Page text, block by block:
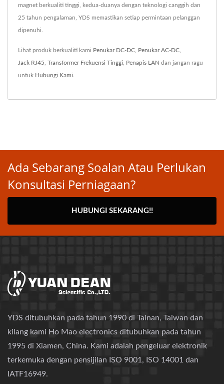
magnet berkualiti tinggi, kedua-duanya dengan teknologi canggih dan
25 tahun pengalaman, YDS memastikan setiap permintaan pelanggan
dipenuhi.
Lihat produk berkualiti kami Penukar DC-DC Penukar AC-DC
Jack RJ45 Transformer Frekuensi Tinggi Penapis LAN dan jangan ragu
untuk Hubungi Kami
Ada Sebarang Soalan Atau Perlukan
Konsultasi Perniagaan?
HUBUNGI SEKARANG!!
YDS ditubuhkan pada tahun 1990 di Tainan, Taiwan dan
kilang kami Ho Mao electronics ditubuhkan pada tahun
1995 di Xiamen, China. Kami adalah pengeluar elektronik
terkemuka dengan pensijilan ISO 9001, ISO 14001 dan
IATF16949.